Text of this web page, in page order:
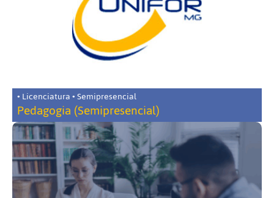
• Licenciatura • Semipresencial
Pedagogia (Semipresencial)